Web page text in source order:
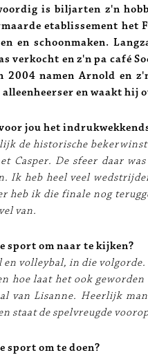
is biljarten z'n
etablissement het
en schoonmaken.
verkocht en z'n pa café
2004 namen Arnold en
en waakt hij
jou het
de historische
Casper. De sfeer daar
Ik heb heel veel
heb ik die finale nog
van.
sport om naar te kijken?
en volleybal, in die
hoe laat het ook
van Lisanne. Heerlijk
staat de spelvreugde
sport om te doen?